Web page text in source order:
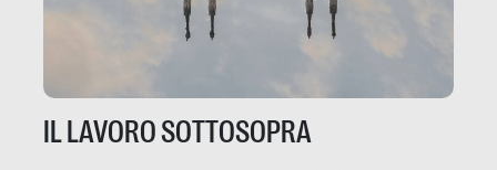
IL LAVORO SOTTOSOPRA